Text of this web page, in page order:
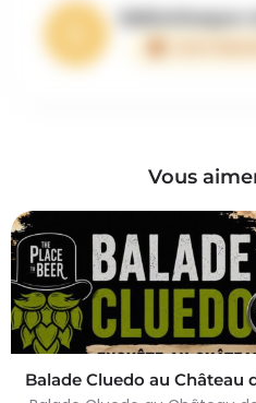
bibliotheque-
Vous
Balade Cluedo au Château